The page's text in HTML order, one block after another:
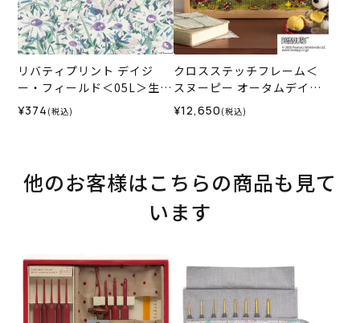
リバティプリント デイジ
ー・フィールド＜05L＞生地
（ホビーラホビーレオリジ
ナル）2026SS
¥374 (税込)
クロスステッチフレーム＜
スヌーピー オータムデイズ
＞
¥12,650 (税込)
他のお客様はこちらの商品も見て
います